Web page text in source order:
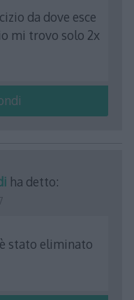
da dove esce
mi trovo solo 2x
ha detto:
stato eliminato